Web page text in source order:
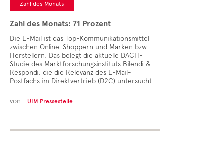
Zahl des Monats
Zahl des Monats: 71 Prozent
Die E-Mail ist das Top-Kommunikationsmittel
zwischen Online-Shoppern und Marken bzw.
Herstellern. Das belegt die aktuelle DACH-
Studie des Marktforschungsinstituts Bilendi &
Respondi, die die Relevanz des E-Mail-
Postfachs im Direktvertrieb (D2C) untersucht.
von UIM Pressestelle